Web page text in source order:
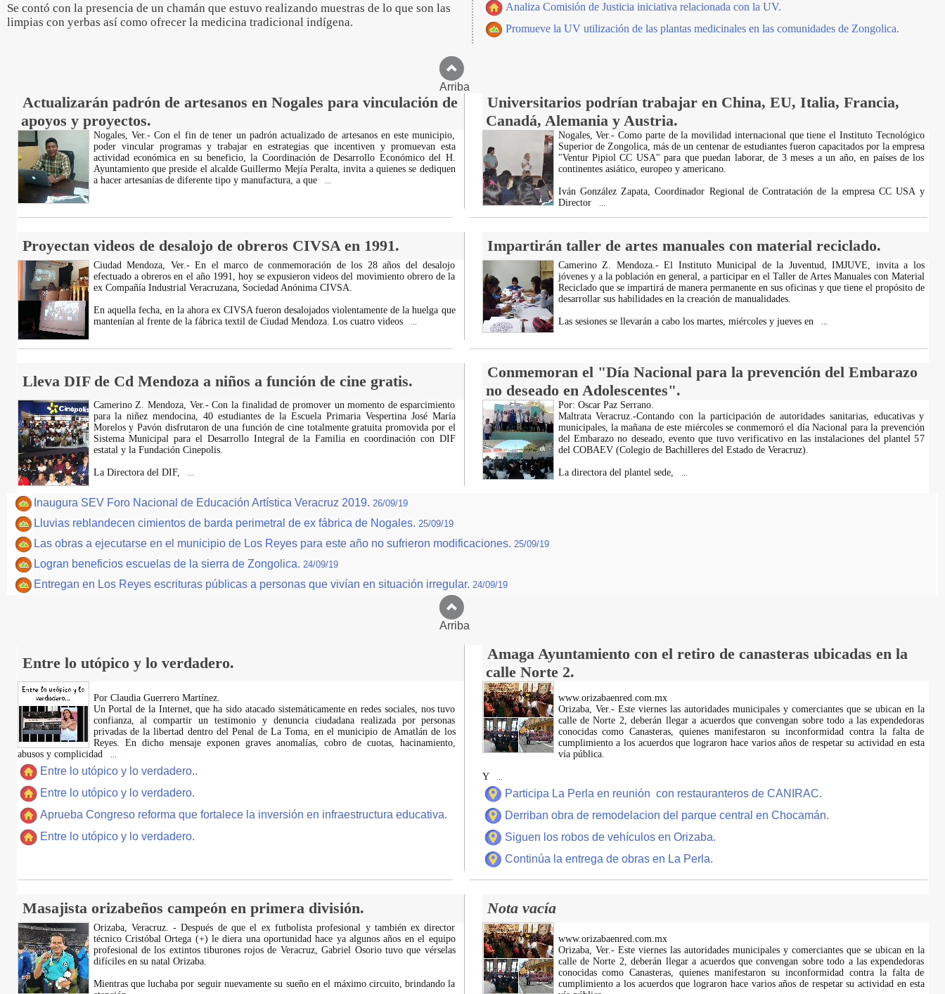
Se contó con la presencia de un chamán que estuvo realizando muestras de lo que son las
limpias con yerbas así como ofrecer la medicina tradicional indígena.
Analiza Comisión de Justicia iniciativa relacionada con la UV.
Promueve la UV utilización de las plantas medicinales en las comunidades de Zongolica.
Arriba
Actualizarán padrón de artesanos en Nogales para vinculación de
apoyos y proyectos.
Universitarios podrían trabajar en China, EU, Italia, Francia,
Canadá, Alemania y Austria.
Nogales, Ver.- Con el fin de tener un padrón actualizado de artesanos en este municipio,
poder vincular programas y trabajar en estrategias que incentiven y promuevan esta
actividad económica en su beneficio, la Coordinación de Desarrollo Económico del H.
Ayuntamiento que preside el alcalde Guillermo Mejía Peralta, invita a quienes se dediquen
a hacer artesanías de diferente tipo y manufactura, a que
Nogales, Ver.- Como parte de la movilidad internacional que tiene el Instituto Tecnológico
Superior de Zongolica, más de un centenar de estudiantes fueron capacitados por la empresa
"Ventur Pipiol CC USA" para que puedan laborar, de 3 meses a un año, en países de los
continentes asiático, europeo y americano.
Iván González Zapata, Coordinador Regional de Contratación de la empresa CC USA y
Director
Proyectan videos de desalojo de obreros CIVSA en 1991. Impartirán taller de artes manuales con material reciclado.
Ciudad Mendoza, Ver.- En el marco de conmemoración de los 28 años del desalojo
efectuado a obreros en el año 1991, hoy se expusieron videos del movimiento obrero de la
ex Compañía Industrial Veracruzana, Sociedad Anónima CIVSA.
En aquella fecha, en la ahora ex CIVSA fueron desalojados violentamente de la huelga que
mantenían al frente de la fábrica textil de Ciudad Mendoza. Los cuatro videos
Camerino Z. Mendoza.- El Instituto Municipal de la Juventud, IMJUVE, invita a los
jóvenes y a la población en general, a participar en el Taller de Artes Manuales con Material
Reciclado que se impartirá de manera permanente en sus oficinas y que tiene el propósito de
desarrollar sus habilidades en la creación de manualidades.
Las sesiones se llevarán a cabo los martes, miércoles y jueves en
Lleva DIF de Cd Mendoza a niños a función de cine gratis.
Conmemoran el "Día Nacional para la prevención del Embarazo
no deseado en Adolescentes".
Camerino Z. Mendoza, Ver.- Con la finalidad de promover un momento de esparcimiento
para la niñez mendocina, 40 estudiantes de la Escuela Primaria Vespertina José María
Morelos y Pavón disfrutaron de una función de cine totalmente gratuita promovida por el
Sistema Municipal para el Desarrollo Integral de la Familia en coordinación con DIF
estatal y la Fundación Cinepolis.
La Directora del DIF,
Por: Oscar Paz Serrano.
Maltrata Veracruz.-Contando con la participación de autoridades sanitarias, educativas y
municipales, la mañana de este miércoles se conmemoró el día Nacional para la prevención
del Embarazo no deseado, evento que tuvo verificativo en las instalaciones del plantel 57
del COBAEV (Colegio de Bachilleres del Estado de Veracruz).
La directora del plantel sede,
Inaugura SEV Foro Nacional de Educación Artística Veracruz 2019. 26/09/19
Lluvias reblandecen cimientos de barda perimetral de ex fábrica de Nogales. 25/09/19
Las obras a ejecutarse en el municipio de Los Reyes para este año no sufrieron modificaciones. 25/09/19
Logran beneficios escuelas de la sierra de Zongolica. 24/09/19
Entregan en Los Reyes escrituras públicas a personas que vivían en situación irregular. 24/09/19
Arriba
Entre lo utópico y lo verdadero.
Amaga Ayuntamiento con el retiro de canasteras ubicadas en la
calle Norte 2.
Por Claudia Guerrero Martínez.
​Un Portal de la Internet, que ha sido atacado sistemáticamente en redes sociales, nos tuvo
confianza, al compartir un testimonio y denuncia ciudadana realizada por personas
privadas de la libertad dentro del Penal de La Toma, en el municipio de Amatlán de los
Reyes. En dicho mensaje exponen graves anomalías, cobro de cuotas, hacinamiento,
abusos y complicidad
Entre lo utópico y lo verdadero..
Entre lo utópico y lo verdadero.
Aprueba Congreso reforma que fortalece la inversión en infraestructura educativa.
Entre lo utópico y lo verdadero.
www.orizabaenred.com.mx
Orizaba, Ver.- Este viernes las autoridades municipales y comerciantes que se ubican en la
calle de Norte 2, deberán llegar a acuerdos que convengan sobre todo a las expendedoras
conocidas como Canasteras, quienes manifestaron su inconformidad contra la falta de
cumplimiento a los acuerdos que lograron hace varios años de respetar su actividad en esta
vía pública.
Y
Participa La Perla en reunión con restauranteros de CANIRAC.
Derriban obra de remodelacion del parque central en Chocamán.
Siguen los robos de vehículos en Orizaba.
Continúa la entrega de obras en La Perla.
Masajista orizabeños campeón en primera división. Nota vacía
Orizaba, Veracruz. - Después de que el ex futbolista profesional y también ex director
técnico Cristóbal Ortega (+) le diera una oportunidad hace ya algunos años en el equipo
profesional de los extintos tiburones rojos de Veracruz, Gabriel Osorio tuvo que vérselas
difíciles en su natal Orizaba.
Mientras que luchaba por seguir nuevamente su sueño en el máximo circuito, brindando la
www.orizabaenred.com.mx
Orizaba, Ver.- Este viernes las autoridades municipales y comerciantes que se ubican en la
calle de Norte 2, deberán llegar a acuerdos que convengan sobre todo a las expendedoras
conocidas como Canasteras, quienes manifestaron su inconformidad contra la falta de
cumplimiento a los acuerdos que lograron hace varios años de respetar su actividad en esta